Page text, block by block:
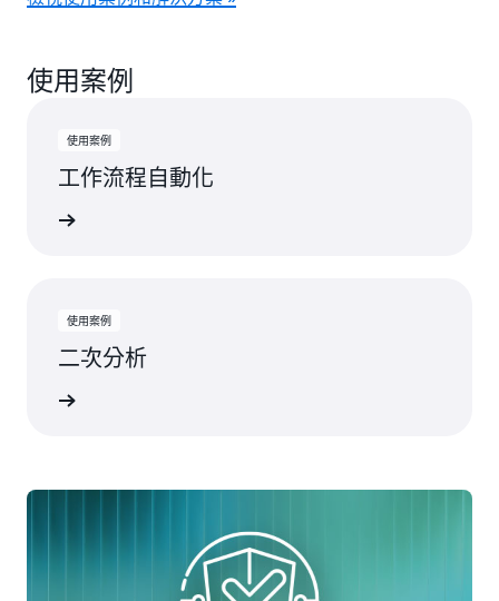
使用案例
使用案例
工作流程自動化
使用案例
二次分析